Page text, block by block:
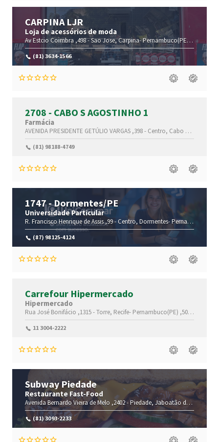
CARPINA LJR
Loja de acessórios de moda
Av Estcio Coimbra ,498 -Sao Jose,Carpina-Pernambuco(PE) ,55815-000
(81) 3634-1566
2708 - CABO S AGOSTINHO 1
Farmácia
AVENIDA PRESIDENTE GETÚLIO VARGAS ,398 - Centro, Cabo de Santo Agostinho-
(81) 98188-4749
1747 - Dormentes/PE
Universidade Particular
R. Francisco Henrique de Assis ,99 -Centro, Dormentes-Pernambuco(PE)
(87) 98125-4124
Carrefour Hipermercado
Hipermercado
Rua José Bonifácio ,1315 -Torre, Recife- Pernambuco(PE) ,50710-000
11 3004-2222
Subway Piedade
Restaurante Fast-Food
Avenida Bernardo Vieira de Melo ,2402 -Piedade, Jaboatão dos Guararapes-
(81) 3093-2233